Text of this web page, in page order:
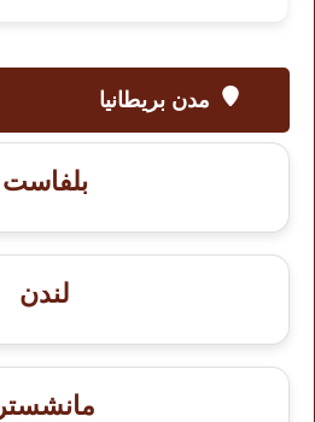
مدن بريطانيا
بلفاست
لندن
مانشستر